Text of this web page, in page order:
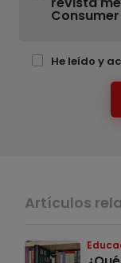
Consumer
He leído y
Artículos